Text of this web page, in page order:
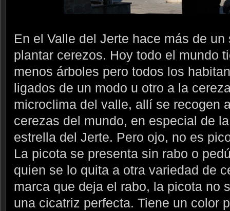
En el Valle del Jerte hace más de
plantar cerezos. Hoy todo el mundo
menos árboles pero todos los
ligados de un modo u otro a la
microclima del valle, allí se recogen
cerezas del mundo, en especial de
estrella del Jerte. Pero ojo, no es
La picota se presenta sin rabo o
quien se lo quita a otra variedad de
marca que deja el rabo, la picota no
una cicatriz perfecta. Tiene un color